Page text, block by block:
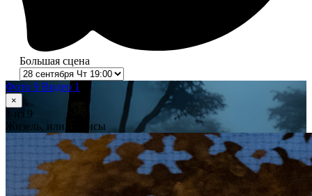
Большая сцена
Фото 9 Видео 1
×
1 из 9
Жизель, или Вилисы